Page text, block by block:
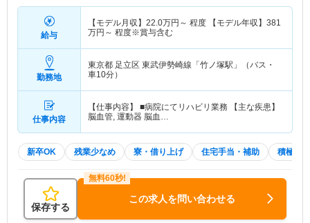
給与
【モデル月収】 22.0万円～ 程度 【モデル年収】 381
万円～ 程度※賞与含む
勤務地
東京都 足立区 東武伊勢崎線「竹ノ塚駅」（バス・
車10分）
仕事内容
【仕事内容】 ■病院にてリハビリ業務 【主な疾患】
脳血管, 運動器 脳血…
新卒OK 残業少なめ 寮・借り上げ 住宅手当・補助 積極採
保存する
この求人を問い合わせる